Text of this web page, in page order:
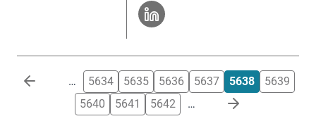
Paginación … 5634 5635 5636 5637 5638
5639
5640
5641 5642 …